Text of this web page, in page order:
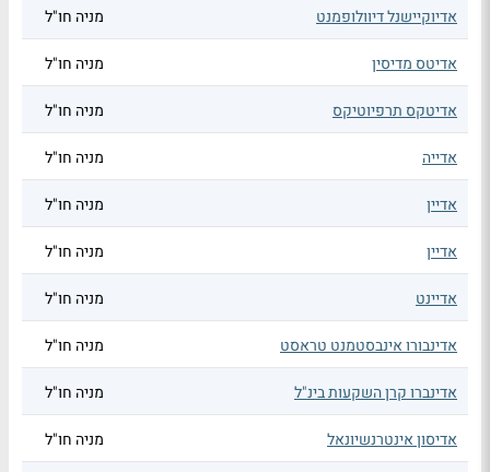
אדיוקיישנל דיוולופמנט מניה חו"ל
אדיטס מדיסין מניה חו"ל
אדיטקס תרפיוטיקס מניה חו"ל
אדייה מניה חו"ל
אדיין מניה חו"ל
אדיין מניה חו"ל
אדיינט מניה חו"ל
אדינבורו אינבסטמנט טראסט מניה חו"ל
אדינברו קרן השקעות בינ"ל מניה חו"ל
אדיסון אינטרנשיונאל מניה חו"ל